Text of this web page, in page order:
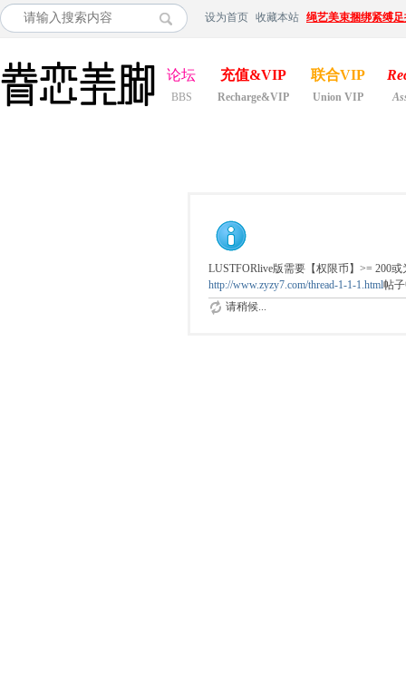
设为首页 收藏本站 绳艺美束捆绑紧缚
论坛
BBS
充值&VIP
Recharge&VIP
联合VIP
Union VIP
LUSTFORlive版需要【权限币】>= 200
http://www.zyzy7.com/thread-1-1-1.html帖
请稍候...